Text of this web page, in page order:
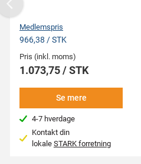
Medlemspris
966,38 / STK
Pris (inkl. moms)
1.073,75 / STK
Se mere
4-7 hverdage
Kontakt din
lokale STARK forretning
Previous